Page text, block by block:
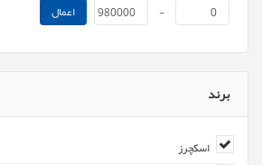
0
-
980000 اعمال
برند
اسکچرز